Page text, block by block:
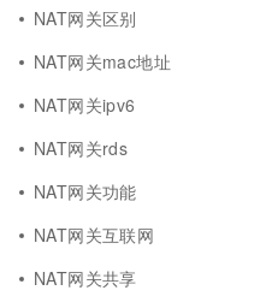
NAT网关区别
NAT网关mac地址
NAT网关ipv6
NAT网关rds
NAT网关功能
NAT网关互联网
NAT网关共享